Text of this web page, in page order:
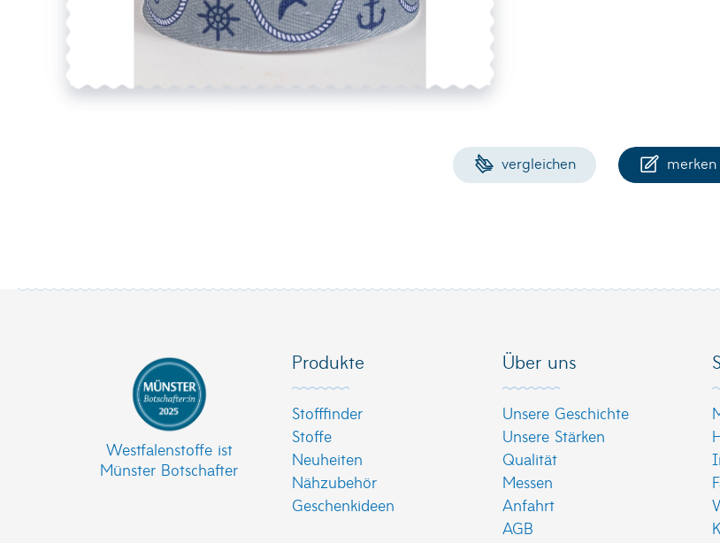
vergleichen merken
Westfalenstoffe ist
Münster Botschafter
Produkte
Stofffinder
Stoffe
Neuheiten
Nähzubehör
Geschenkideen
Über uns
Unsere Geschichte
Unsere Stärken
Qualität
Messen
Anfahrt
AGB